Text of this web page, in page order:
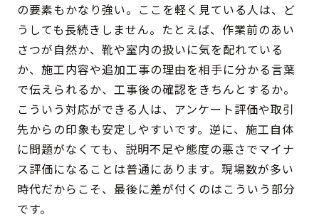
の要素もかなり強い。ここを軽く見ている人は、ど
うしても長続きしません。たとえば、作業前のあい
さつが自然か、靴や室内の扱いに気を配れている
か、施工内容や追加工事の理由を相手に分かる言葉
で伝えられるか、工事後の確認をきちんとするか。
こういう対応ができる人は、アンケート評価や取引
先からの印象も安定しやすいです。逆に、施工自体
に問題がなくても、説明不足や態度の悪さでマイナ
ス評価になることは普通にあります。現場数が多い
時代だからこそ、最後に差が付くのはこういう部分
です。